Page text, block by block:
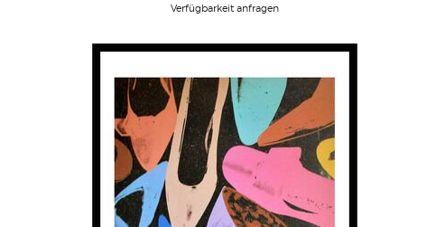
Verfügbarkeit anfragen